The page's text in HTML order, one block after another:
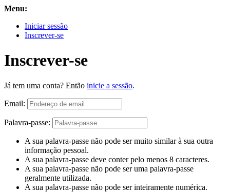
Menu:
Iniciar sessão
Inscrever-se
Inscrever-se
Já tem uma conta? Então inicie a sessão.
Email:
Palavra-passe:
A sua palavra-passe não pode ser muito similar à sua outra
informação pessoal.
A sua palavra-passe deve conter pelo menos 8 caracteres.
A sua palavra-passe não pode ser uma palavra-passe
geralmente utilizada.
A sua palavra-passe não pode ser inteiramente numérica.